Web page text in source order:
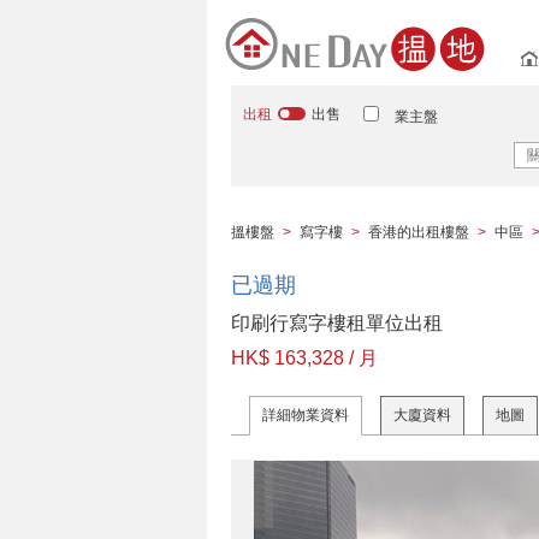
出租 出售 業主盤
搵樓盤 > 寫字樓 > 香港的出租樓盤 > 中區 >
已過期
印刷行寫字樓租單位出租
HK$ 163,328 / 月
詳細物業資料 大廈資料 地圖